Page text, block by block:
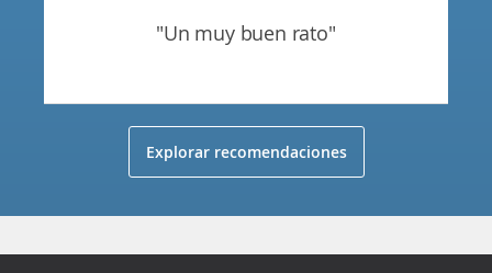
"un muy buen rato"
Explorar recomendaciones